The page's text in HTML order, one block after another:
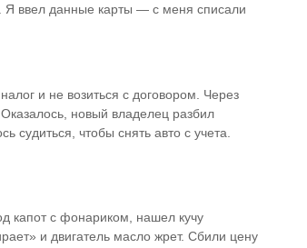
Я ввел данные карты — с меня списали
и не возиться с договором. Через
новый владелец разбил
чтобы снять авто с учета.
капот с фонариком, нашел кучу
и двигатель масло жрет. Сбили цену